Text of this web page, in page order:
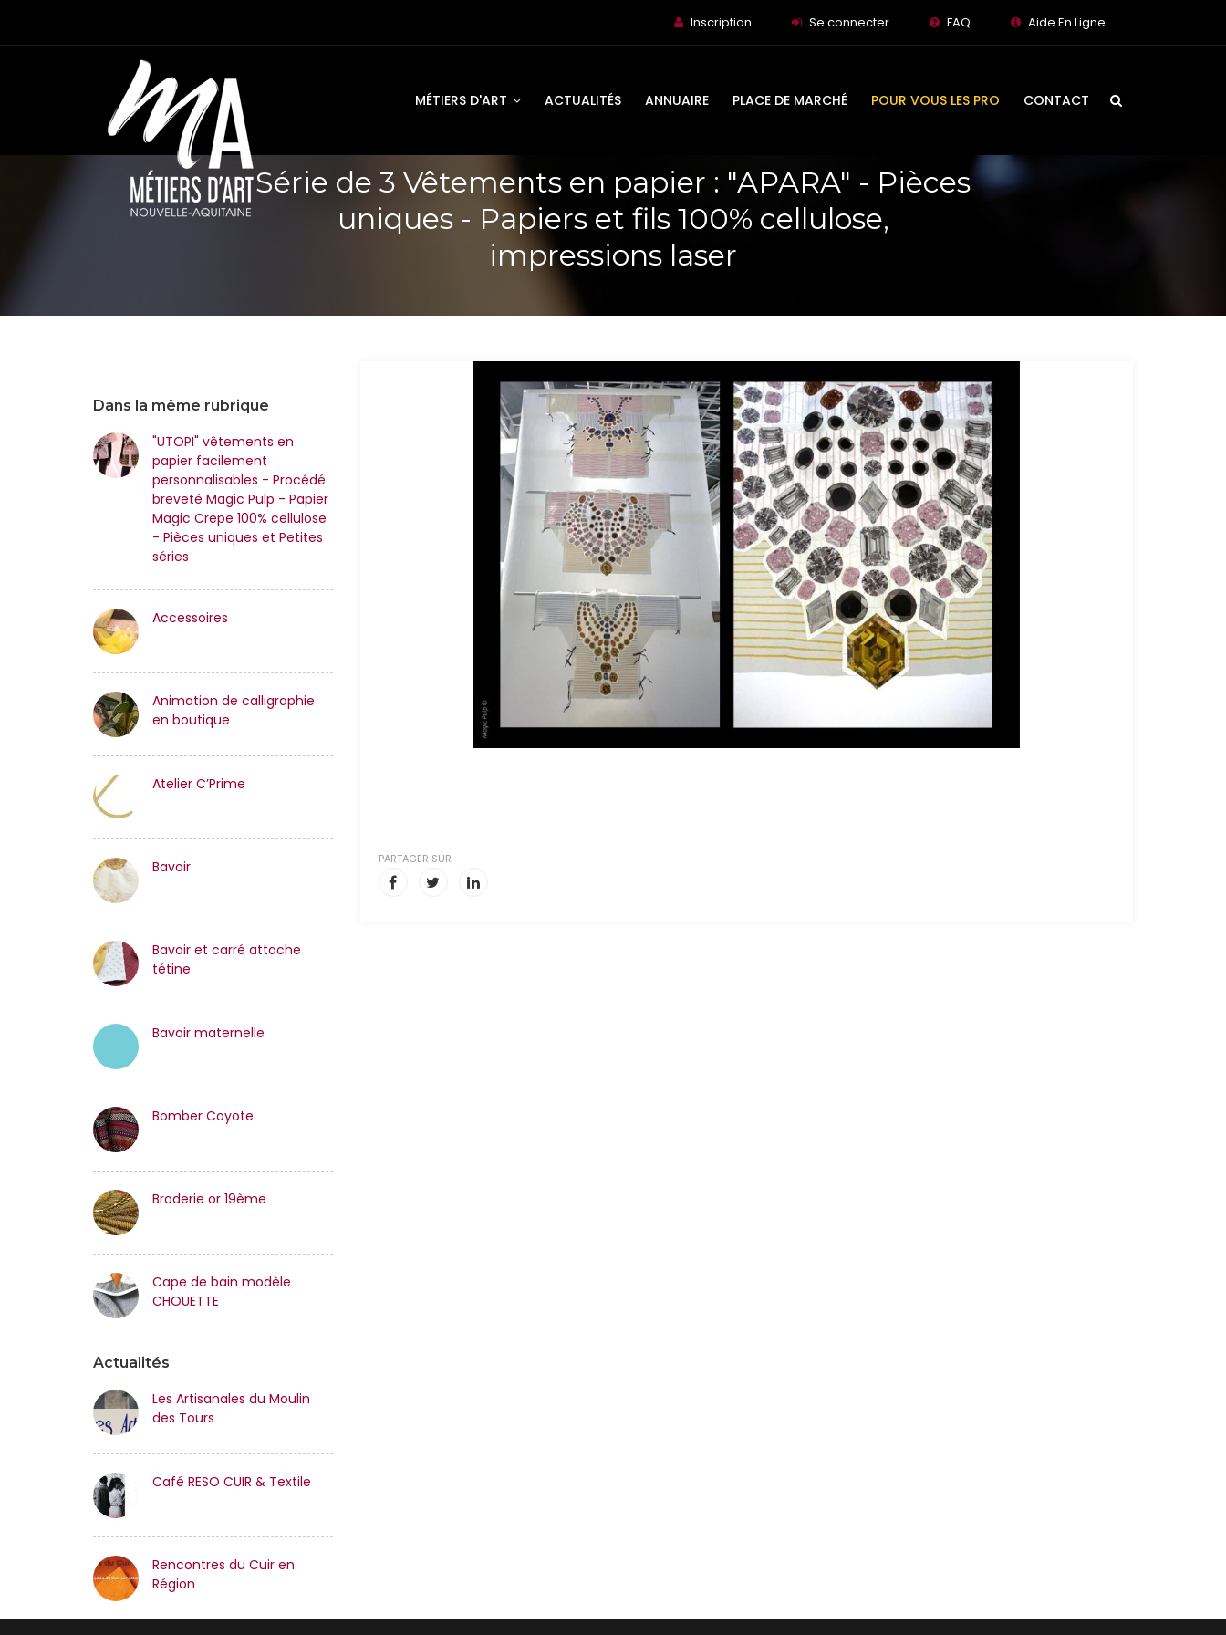
Inscription Se connecter FAQ Aide En Ligne
MÉTIERS D'ART ACTUALITÉS ANNUAIRE PLACE DE MARCHÉ POUR VOUS LES PRO CONTACT
Série de 3 Vêtements en papier : "APARA" - Pièces
uniques - Papiers et fils 100% cellulose,
impressions laser
Dans la même rubrique
"UTOPI" vêtements en
papier facilement
personnalisables - Procédé
breveté Magic Pulp - Papier
Magic Crepe 100% cellulose
- Pièces uniques et Petites
séries
Accessoires
Animation de calligraphie
en boutique
Atelier C’Prime
Bavoir
Bavoir et carré attache
tétine
Bavoir maternelle
Bomber Coyote
Broderie or 19ème
Cape de bain modèle
CHOUETTE
Actualités
Les Artisanales du Moulin
des Tours
Café RESO CUIR & Textile
Rencontres du Cuir en
Région
PARTAGER SUR